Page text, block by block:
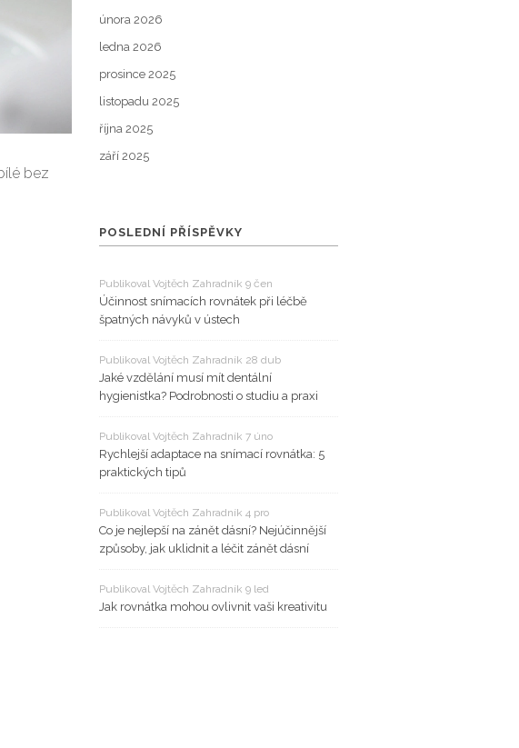
bez
února 2026
ledna 2026
prosince 2025
listopadu 2025
října 2025
září 2025
POSLEDNÍ PŘÍSPĚVKY
Publikoval Vojtěch Zahradník 9 čen
Účinnost snímacích rovnátek při léčbě
špatných návyků v ústech
Publikoval Vojtěch Zahradník 28 dub
Jaké vzdělání musí mít dentální
hygienistka? Podrobnosti o studiu a praxi
Publikoval Vojtěch Zahradník 7 úno
Rychlejší adaptace na snímací rovnátka: 5
praktických tipů
Publikoval Vojtěch Zahradník 4 pro
Co je nejlepší na zánět dásní? Nejúčinnější
způsoby, jak uklidnit a léčit zánět dásní
Publikoval Vojtěch Zahradník 9 led
Jak rovnátka mohou ovlivnit vaši kreativitu